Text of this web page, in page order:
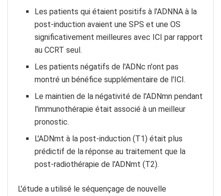
Les patients qui étaient positifs à l'ADNNA à la
post-induction avaient une SPS et une OS
significativement meilleures avec ICI par rapport
au CCRT seul.
Les patients négatifs de l'ADNc n'ont pas
montré un bénéfice supplémentaire de l'ICI.
Le maintien de la négativité de l'ADNmn pendant
l'immunothérapie était associé à un meilleur
pronostic.
L'ADNmt à la post-induction (T1) était plus
prédictif de la réponse au traitement que la
post-radiothérapie de l'ADNmt (T2).
L'étude a utilisé le séquençage de nouvelle